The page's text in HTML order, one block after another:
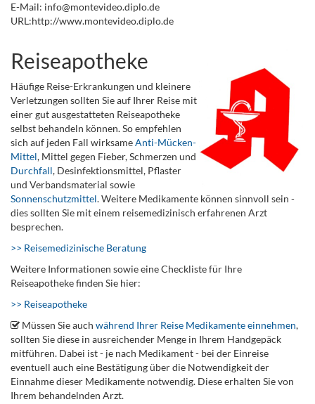
E-Mail: info@montevideo.diplo.de
URL:http://www.montevideo.diplo.de
Reiseapotheke
Häufige Reise-Erkrankungen und kleinere
Verletzungen sollten Sie auf Ihrer Reise mit
einer gut ausgestatteten Reiseapotheke
selbst behandeln können. So empfehlen
sich auf jeden Fall wirksameAnti-Mücken-
Mittel, Mittel gegen Fieber, Schmerzen und
Durchfall, Desinfektionsmittel, Pflaster
und Verbandsmaterial sowie
Sonnenschutzmittel. Weitere Medikamente können sinnvoll sein -
dies sollten Sie mit einem reisemedizinisch erfahrenen Arzt
besprechen.
>> Reisemedizinische Beratung
Weitere Informationen sowie eine Checkliste für Ihre
Reiseapotheke finden Sie hier:
>> Reiseapotheke
Müssen Sie auch während Ihrer Reise Medikamente einnehmen,
sollten Sie diese in ausreichender Menge in Ihrem Handgepäck
mitführen. Dabei ist - je nach Medikament - bei der Einreise
eventuell auch eine Bestätigung über die Notwendigkeit der
Einnahme dieser Medikamente notwendig. Diese erhalten Sie von
Ihrem behandelnden Arzt.